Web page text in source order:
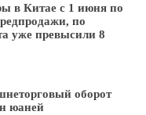
в Китае с 1 июня по
по
уже превысили 8
оборот
юаней